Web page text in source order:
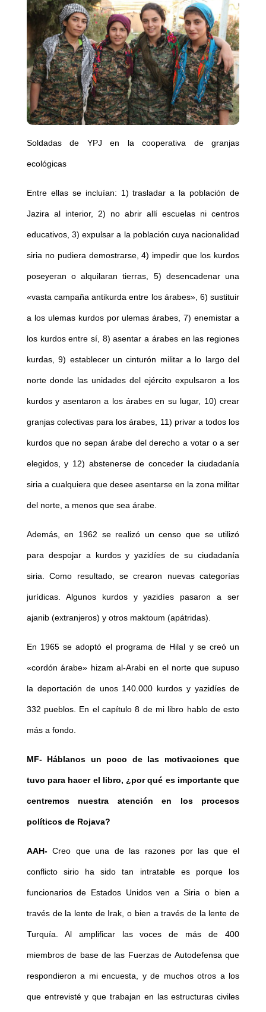
Soldadas de YPJ en la cooperativa de granjas
ecológicas
Entre ellas se incluían: 1) trasladar a la población de
Jazira al interior, 2) no abrir allí escuelas ni centros
educativos, 3) expulsar a la población cuya nacionalidad
siria no pudiera demostrarse, 4) impedir que los kurdos
poseyeran o alquilaran tierras, 5) desencadenar una
«vasta campaña antikurda entre los árabes», 6) sustituir
a los ulemas kurdos por ulemas árabes, 7) enemistar a
los kurdos entre sí, 8) asentar a árabes en las regiones
kurdas, 9) establecer un cinturón militar a lo largo del
norte donde las unidades del ejército expulsaron a los
kurdos y asentaron a los árabes en su lugar, 10) crear
granjas colectivas para los árabes, 11) privar a todos los
kurdos que no sepan árabe del derecho a votar o a ser
elegidos, y 12) abstenerse de conceder la ciudadanía
siria a cualquiera que desee asentarse en la zona militar
del norte, a menos que sea árabe.
Además, en 1962 se realizó un censo que se utilizó
para despojar a kurdos y yazidíes de su ciudadanía
siria. Como resultado, se crearon nuevas categorías
jurídicas. Algunos kurdos y yazidíes pasaron a ser
ajanib (extranjeros) y otros maktoum (apátridas).
En 1965 se adoptó el programa de Hilal y se creó un
«cordón árabe» hizam al-Arabi en el norte que supuso
la deportación de unos 140.000 kurdos y yazidíes de
332 pueblos. En el capítulo 8 de mi libro hablo de esto
más a fondo.
MF- Háblanos un poco de las motivaciones que
tuvo para hacer el libro, ¿por qué es importante que
centremos nuestra atención en los procesos
políticos de Rojava?
AAH-Creo que una de las razones por las que el
conflicto sirio ha sido tan intratable es porque los
funcionarios de Estados Unidos ven a Siria o bien a
través de la lente de Irak, o bien a través de la lente de
Turquía. Al amplificar las voces de más de 400
miembros de base de las Fuerzas de Autodefensa que
respondieron a mi encuesta, y de muchos otros a los
que entrevisté y que trabajan en las estructuras civiles